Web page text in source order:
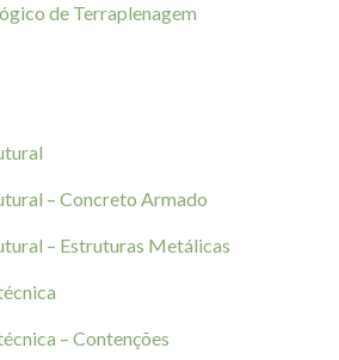
de Terraplenagem
– Concreto Armado
– Estruturas Metálicas
– Contenções